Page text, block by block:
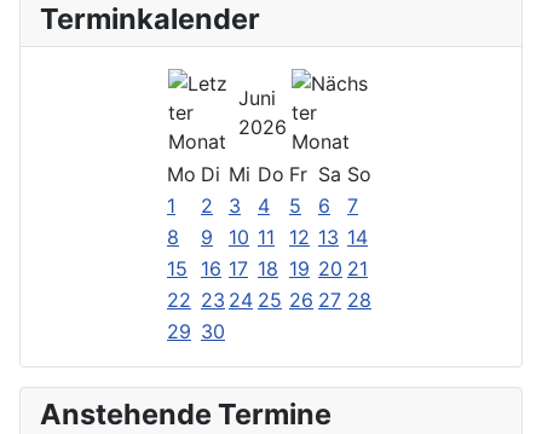
Terminkalender
Juni
2026
Mo Di Mi Do Fr Sa So
1
2 3 4 5 6
7
8
9 10 11 12 13 14
15
16 17 18 19 20 21
22 23 24 25 26 27 28
29 30
Anstehende Termine